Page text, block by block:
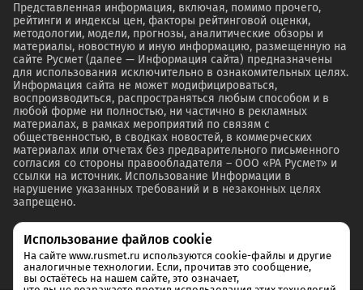
Представленная информация, включая, помимо прочего,
рейтинги и индексы цен, факторы рейтинговой оценки,
методологии, модели, прогнозы, аналитические обзоры и
материалы, новостную и иную информацию, размещенную на
сайте Русмет (далее — Информация сайта) предназначены
для использования исключительно в ознакомительных целях.
Информация сайта не может модифицироваться,
воспроизводиться, распространяться любым способом и в
любой форме ни полностью, ни частично в рекламных
материалах, в рамках мероприятий по связям с
общественностью, в сводках новостей, в коммерческих
материалах или отчетах без предварительного письменного
согласия со стороны правообладателя – ООО «РА Русмет» и
ссылки на источник. Использование Информации в
нарушение указанных требований и в незаконных целях
запрещено.
Использование файлов cookie
На сайте www.rusmet.ru используются cookie-файлы и другие
аналогичные технологии. Если, прочитав это сообщение,
вы остаётесь на нашем сайте, это означает,